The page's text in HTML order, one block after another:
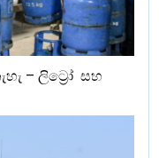
– ලිට්‍රෝ සහ